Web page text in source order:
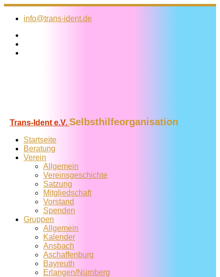
Zum
Inhalt
info@trans-ident.de
Trans-Ident e.V. Selbsthilfeorganisation
Startseite
Beratung
Verein
Allgemein
Vereins­geschichte
Satzung
Mitglied­schaft
Vorstand
Spenden
Gruppen
Allgemein
Kalender
Ansbach
Aschaffenburg
Bayreuth
Erlangen/Nürnberg